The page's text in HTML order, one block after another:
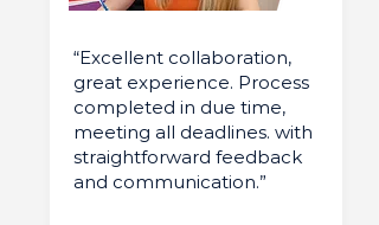
“Excellent collaboration,
great experience. Process
completed in due time,
meeting all deadlines. with
straightforward feedback
and communication.”